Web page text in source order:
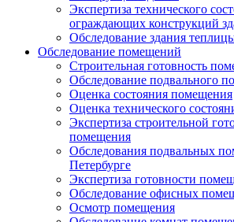
Экспертиза технического
ограждающих конструкций
Обследование здания
Обследование помещений
Строительная готовность
Обследование подвального
Оценка состояния помещения
Оценка технического
Экспертиза строительной
помещения
Обследования подвальных
Петербурге
Экспертиза готовности
Обследование офисных
Осмотр помещения